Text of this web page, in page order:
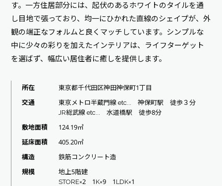
す。一方住居部分には、起伏のあるホワイトのタイルを通
し目地で張っており、均一にひかれた直線のシェイプが、外
観の端正なフォルムと良くマッチしています。シンプルな
中に少々の彩りを加えたインテリアは、ライフターゲット
を選ばず、幅広い居住者に癒しを提供します。
所在
東京都千代田区神田神保町1丁目
交通
東京メトロ半蔵門線 etc... 神保町駅 徒歩３分
JR総武線 etc... 水道橋駅 徒歩8分
敷地面積
124.19㎡
延床面積
405.20㎡
構造
鉄筋コンクリート造
規模
地上5階建
STORE×2 1K×9 1LDK×1